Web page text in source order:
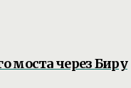
моста через Биру